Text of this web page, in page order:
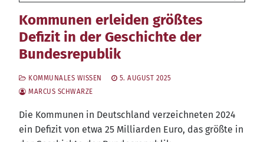
Kommunen erleiden größtes
Defizit in der Geschichte der
Bundesrepublik
KOMMUNALES WISSEN
5. AUGUST 2025
MARCUS SCHWARZE
Die Kom­mu­nen in Deutsch­land ver­zeich­ne­ten 2024
ein Defi­zit von etwa 25 Mil­li­ar­den Euro, das größ­te in